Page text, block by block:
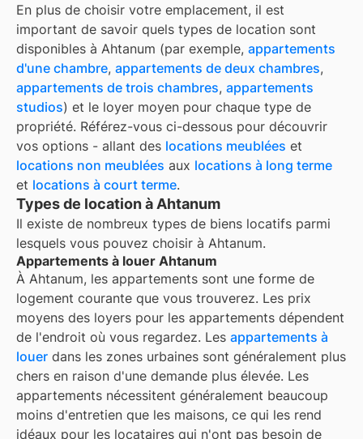
En plus de choisir votre emplacement, il est
important de savoir quels types de location sont
disponibles à Ahtanum (par exemple, appartements
d'une chambre, appartements de deux chambres,
appartements de trois chambres, appartements
studios) et le loyer moyen pour chaque type de
propriété. Référez-vous ci-dessous pour découvrir
vos options - allant des locations meublées et
locations non meublées aux locations à long terme
et locations à court terme.
Types de location à Ahtanum
Il existe de nombreux types de biens locatifs parmi
lesquels vous pouvez choisir à Ahtanum.
Appartements à louer Ahtanum
À Ahtanum, les appartements sont une forme de
logement courante que vous trouverez. Les prix
moyens des loyers pour les appartements dépendent
de l'endroit où vous regardez. Les appartements à
louer dans les zones urbaines sont généralement plus
chers en raison d'une demande plus élevée. Les
appartements nécessitent généralement beaucoup
moins d'entretien que les maisons, ce qui les rend
idéaux pour les locataires qui n'ont pas besoin de